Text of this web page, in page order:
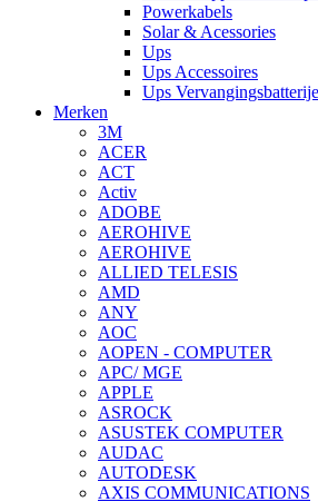
Powerkabels
Solar & Acessories
Ups
Ups Accessoires
Ups
Merken
3M
ACER
ACT
Activ
ADOBE
AEROHIVE
AEROHIVE
ALLIED TELESIS
AMD
ANY
AOC
AOPEN - COMPUTER
APC/ MGE
APPLE
ASROCK
ASUSTEK COMPUTER
AUDAC
AUTODESK
AXIS COMMUNICATIONS